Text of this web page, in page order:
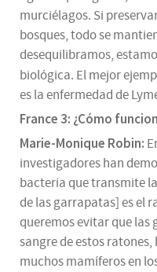
murciélagos. Si
bosques, todo se
desequilibramos,
biológica. El mejor
es la enfermedad de
France 3: ¿Cómo
Marie-Monique Robin:
investigadores han
bacteria que transmite
de las garrapatas] es el
queremos evitar que las
sangre de estos
muchos mamíferos en